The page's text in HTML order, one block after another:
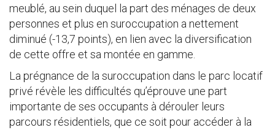
meublé, au sein duquel la part des ménages de deux
personnes et plus en suroccupation a nettement
diminué (-13,7 points), en lien avec la diversification
de cette offre et sa montée en gamme.
La prégnance de la suroccupation dans le parc locatif
privé révèle les difficultés qu’éprouve une part
importante de ses occupants à dérouler leurs
parcours résidentiels, que ce soit pour accéder à la